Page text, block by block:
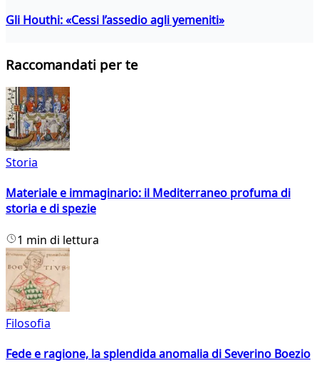
Gli Houthi: «Cessi l’assedio agli yemeniti»
Raccomandati per te
Storia
Materiale e immaginario: il Mediterraneo profuma di
storia e di spezie
1 min di lettura
Filosofia
Fede e ragione, la splendida anomalia di Severino Boezio